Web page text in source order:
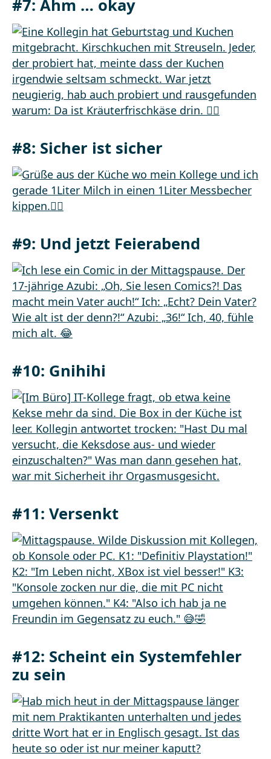
#7: Ähm … okay
#8: Sicher ist sicher
#9: Und jetzt Feierabend
#10: Gnihihi
#11: Versenkt
#12: Scheint ein Systemfehler
zu sein